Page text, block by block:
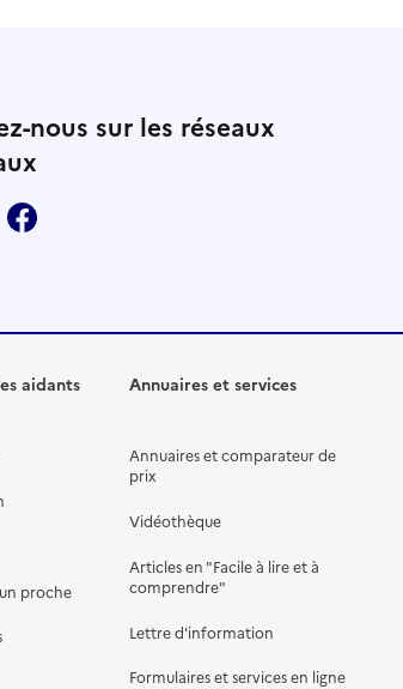
nous sur les réseaux
aidants
proche
Annuaires et services
Annuaires et comparateur de
prix
Vidéothèque
Articles en "Facile à lire et à
comprendre"
Lettre d'information
Formulaires et services en ligne